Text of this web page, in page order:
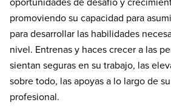
promoviendo su capacidad para
para desarrollar las habilidades
nivel. Entrenas y haces crecer a las
sientan seguras en su trabajo, las
sobre todo, las apoyas a lo largo de
profesional.